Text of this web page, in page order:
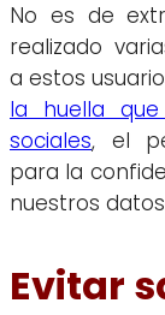
No es de
realizado
a estos
la huella
sociales, el
para la
nuestros
Evitar